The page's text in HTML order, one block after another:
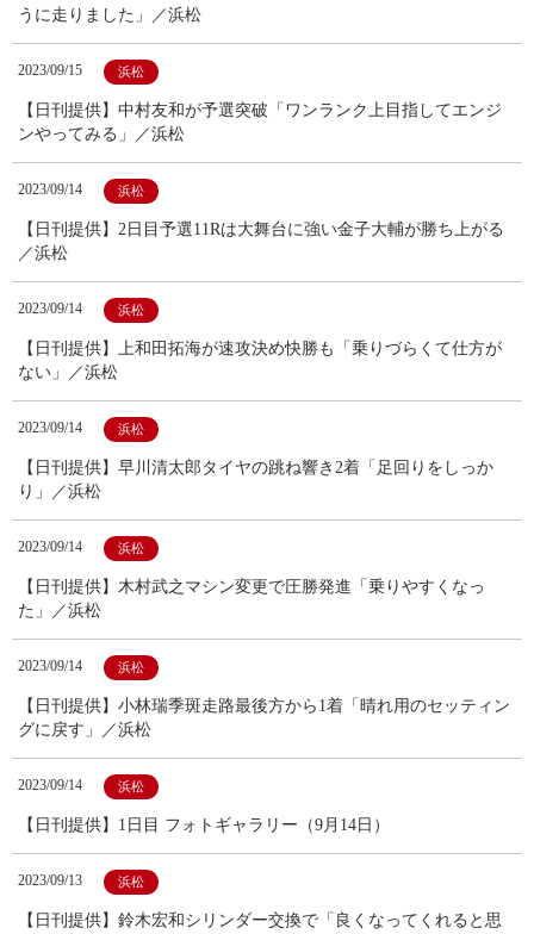
うに走りました」／浜松
2023/09/15 浜松
【日刊提供】中村友和が予選突破「ワンランク上目指してエンジ
ンやってみる」／浜松
2023/09/14 浜松
【日刊提供】2日目予選11Rは大舞台に強い金子大輔が勝ち上がる
／浜松
2023/09/14 浜松
【日刊提供】上和田拓海が速攻決め快勝も「乗りづらくて仕方が
ない」／浜松
2023/09/14 浜松
【日刊提供】早川清太郎タイヤの跳ね響き2着「足回りをしっか
り」／浜松
2023/09/14 浜松
【日刊提供】木村武之マシン変更で圧勝発進「乗りやすくなっ
た」／浜松
2023/09/14 浜松
【日刊提供】小林瑞季斑走路最後方から1着「晴れ用のセッティン
グに戻す」／浜松
2023/09/14 浜松
【日刊提供】1日目 フォトギャラリー（9月14日）
2023/09/13 浜松
【日刊提供】鈴木宏和シリンダー交換で「良くなってくれると思